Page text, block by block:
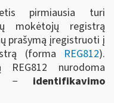
pirmiausia turi
mokėtojų registrą
prašymą įregistruoti į
(forma REG812).
nurodoma
− identifikavimo